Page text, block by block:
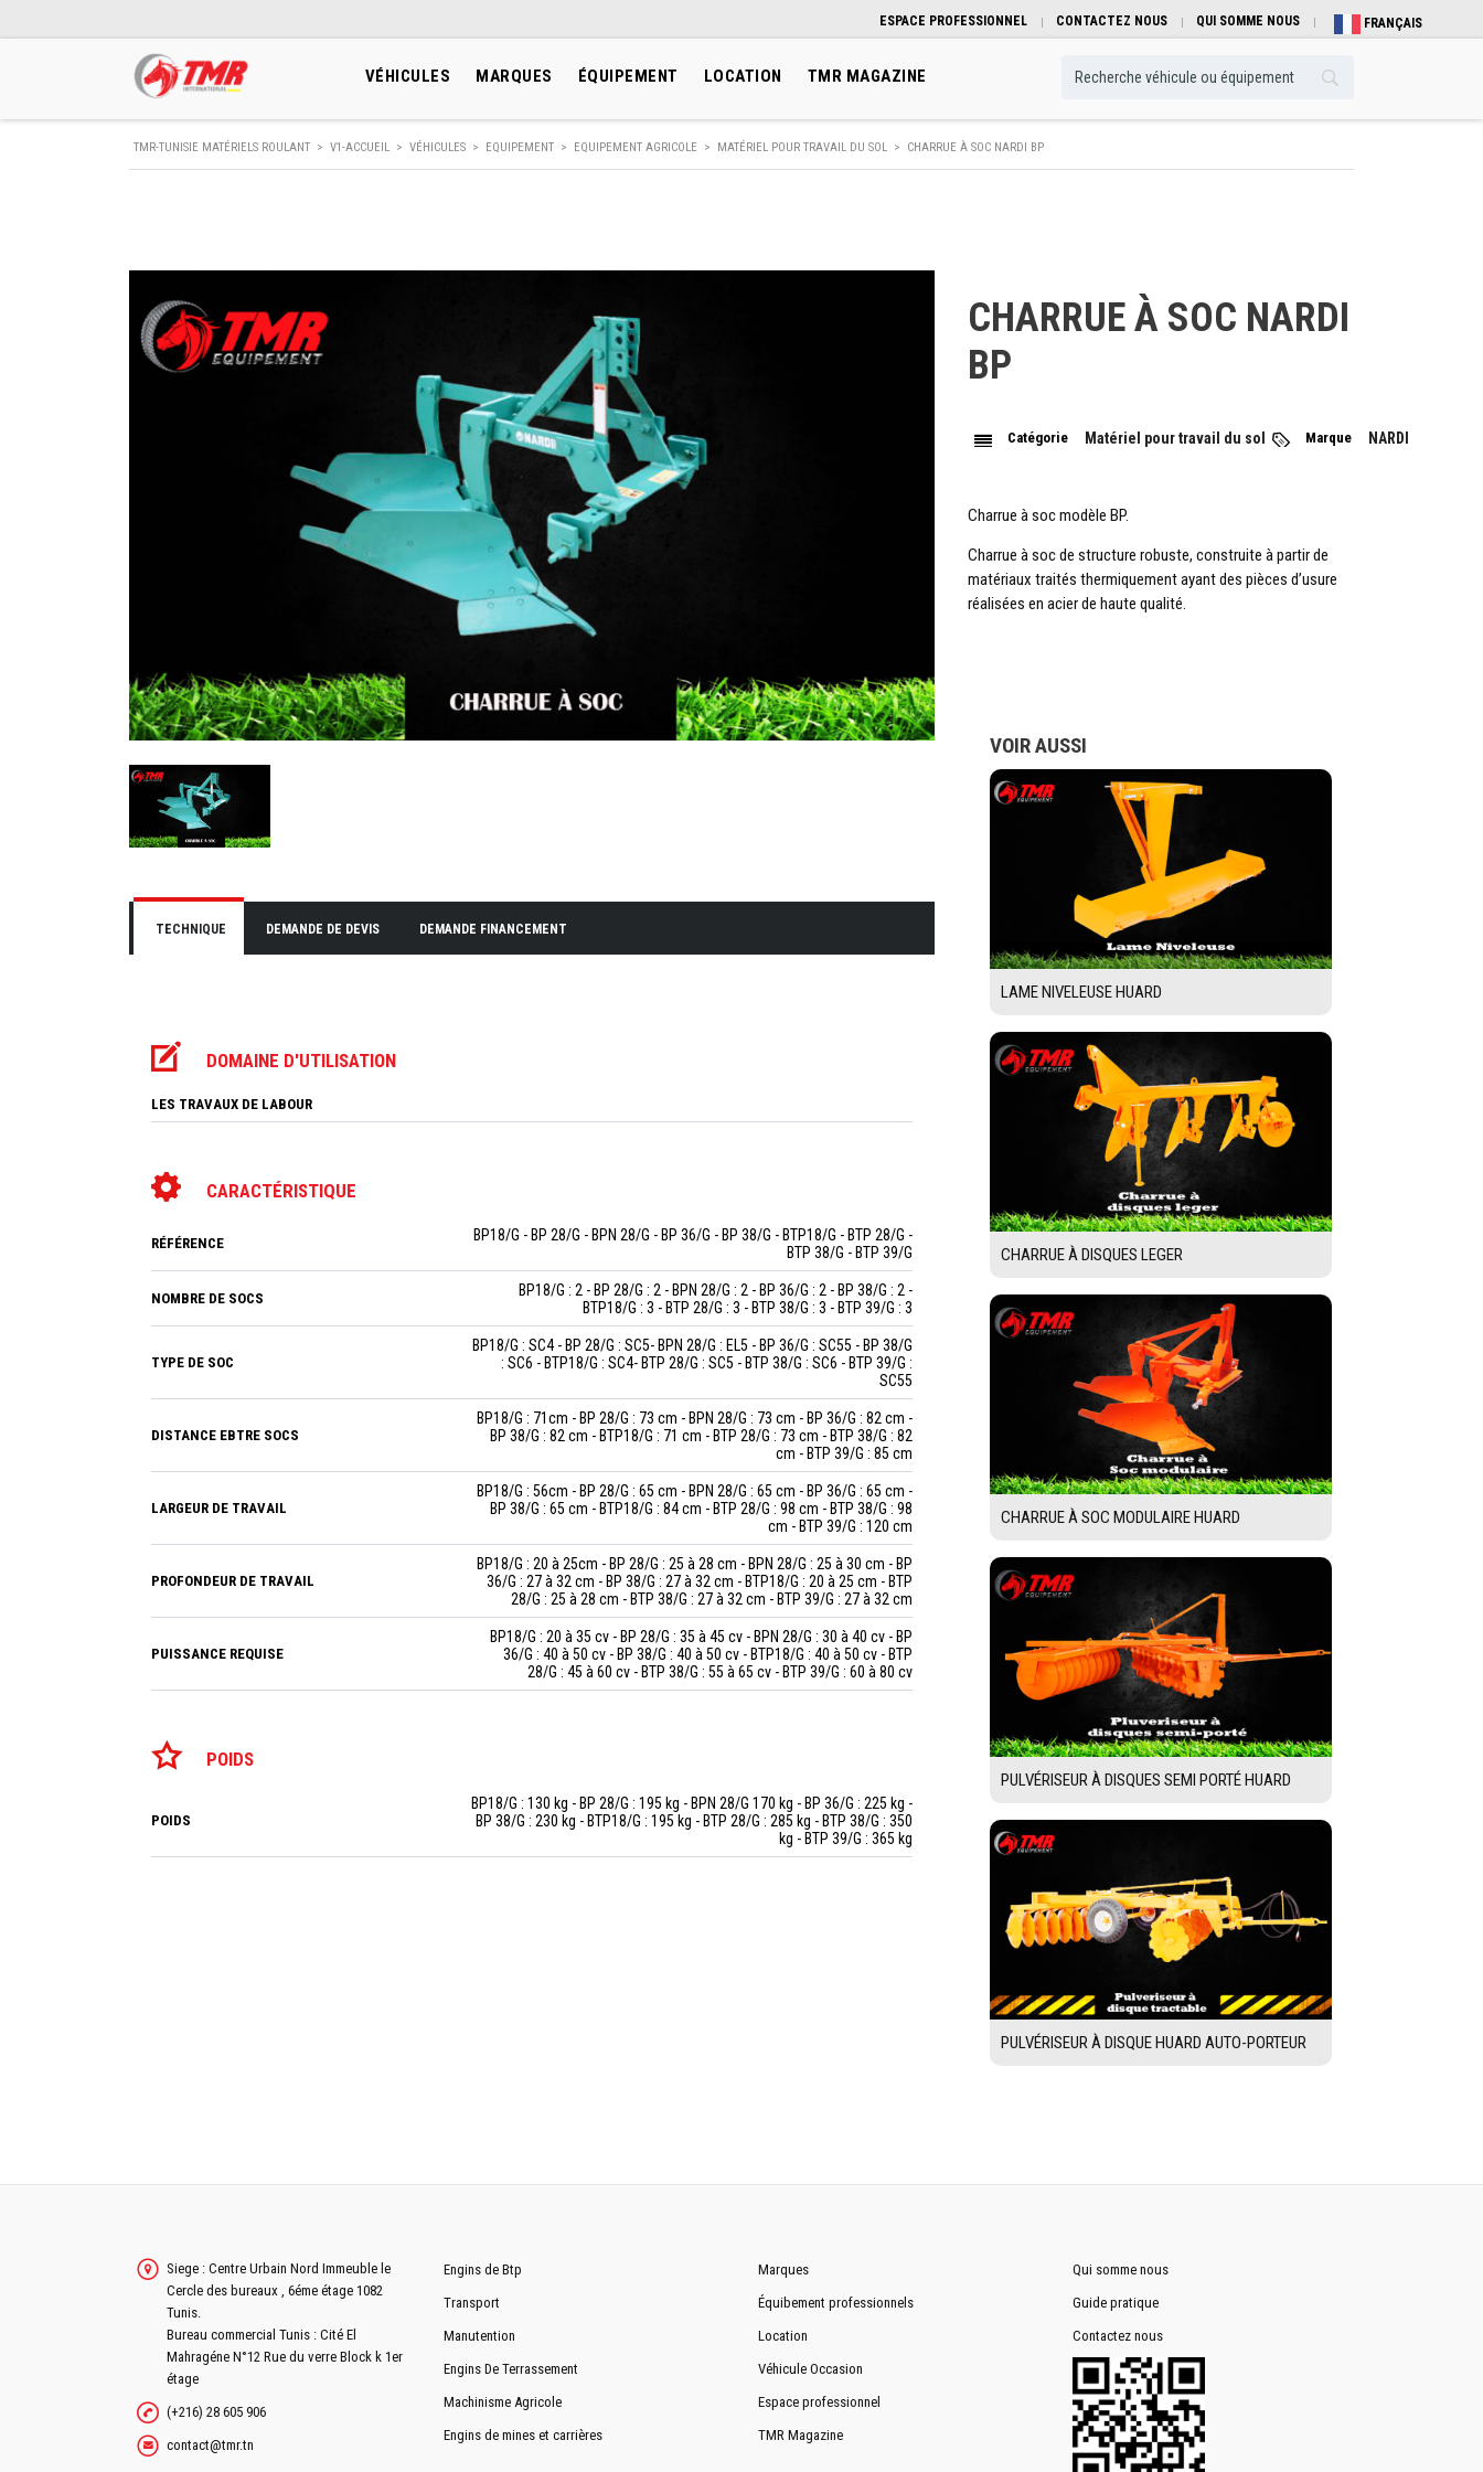
ESPACE PROFESSIONNEL CONTACTEZ NOUS QUI SOMME NOUS FRANÇAIS
VÉHICULES MARQUES ÉQUIPEMENT LOCATION TMR MAGAZINE
TMR-TUNISIE MATÉRIELS ROULANT > V1-ACCUEIL > VÉHICULES > EQUIPEMENT > EQUIPEMENT AGRICOLE > MATÉRIEL POUR TRAVAIL DU SOL > CHARRUE À SOC NARDI BP
TECHNIQUE DEMANDE DE DEVIS DEMANDE FINANCEMENT
DOMAINE D'UTILISATION
LES TRAVAUX DE LABOUR
CARACTÉRISTIQUE
RÉFÉRENCE
BP18/G - BP 28/G - BPN 28/G - BP 36/G - BP 38/G - BTP18/G - BTP 28/G -
BTP 38/G - BTP 39/G
NOMBRE DE SOCS
BP18/G : 2 - BP 28/G : 2 - BPN 28/G : 2 - BP 36/G : 2 - BP 38/G : 2 -
BTP18/G : 3 - BTP 28/G : 3 - BTP 38/G : 3 - BTP 39/G : 3
TYPE DE SOC
BP18/G : SC4 - BP 28/G : SC5- BPN 28/G : EL5 - BP 36/G : SC55 - BP 38/G
: SC6 - BTP18/G : SC4- BTP 28/G : SC5 - BTP 38/G : SC6 - BTP 39/G :
SC55
DISTANCE EBTRE SOCS
BP18/G : 71cm - BP 28/G : 73 cm - BPN 28/G : 73 cm - BP 36/G : 82 cm -
BP 38/G : 82 cm - BTP18/G : 71 cm - BTP 28/G : 73 cm - BTP 38/G : 82
cm - BTP 39/G : 85 cm
LARGEUR DE TRAVAIL
BP18/G : 56cm - BP 28/G : 65 cm - BPN 28/G : 65 cm - BP 36/G : 65 cm -
BP 38/G : 65 cm - BTP18/G : 84 cm - BTP 28/G : 98 cm - BTP 38/G : 98
cm - BTP 39/G : 120 cm
PROFONDEUR DE TRAVAIL
BP18/G : 20 à 25cm - BP 28/G : 25 à 28 cm - BPN 28/G : 25 à 30 cm - BP
36/G : 27 à 32 cm - BP 38/G : 27 à 32 cm - BTP18/G : 20 à 25 cm - BTP
28/G : 25 à 28 cm - BTP 38/G : 27 à 32 cm - BTP 39/G : 27 à 32 cm
PUISSANCE REQUISE
BP18/G : 20 à 35 cv - BP 28/G : 35 à 45 cv - BPN 28/G : 30 à 40 cv - BP
36/G : 40 à 50 cv - BP 38/G : 40 à 50 cv - BTP18/G : 40 à 50 cv - BTP
28/G : 45 à 60 cv - BTP 38/G : 55 à 65 cv - BTP 39/G : 60 à 80 cv
POIDS
POIDS
BP18/G : 130 kg - BP 28/G : 195 kg - BPN 28/G 170 kg - BP 36/G : 225 kg -
BP 38/G : 230 kg - BTP18/G : 195 kg - BTP 28/G : 285 kg - BTP 38/G : 350
kg - BTP 39/G : 365 kg
CHARRUE À SOC NARDI
BP
Catégorie Matériel pour travail du sol Marque NARDI
Charrue à soc modèle BP.
Charrue à soc de structure robuste, construite à partir de
matériaux traités thermiquement ayant des pièces d’usure
réalisées en acier de haute qualité.
VOIR AUSSI
LAME NIVELEUSE HUARD
CHARRUE À DISQUES LEGER
CHARRUE À SOC MODULAIRE HUARD
PULVÉRISEUR À DISQUES SEMI PORTÉ HUARD
PULVÉRISEUR À DISQUE HUARD AUTO-PORTEUR
Siege : Centre Urbain Nord Immeuble le
Cercle des bureaux , 6éme étage 1082
Tunis.
Bureau commercial Tunis : Cité El
Mahragéne N°12 Rue du verre Block k 1er
étage
(+216) 28 605 906
contact@tmr.tn
Engins de Btp
Transport
Manutention
Engins De Terrassement
Machinisme Agricole
Engins de mines et carrières
Marques
Équibement professionnels
Location
Véhicule Occasion
Espace professionnel
TMR Magazine
Qui somme nous
Guide pratique
Contactez nous